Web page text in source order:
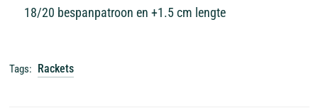
18/20 bespanpatroon en +1.5 cm lengte
Tags: Rackets